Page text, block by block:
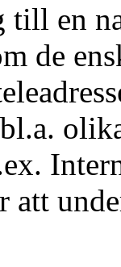
till en
de
bl.a.
att